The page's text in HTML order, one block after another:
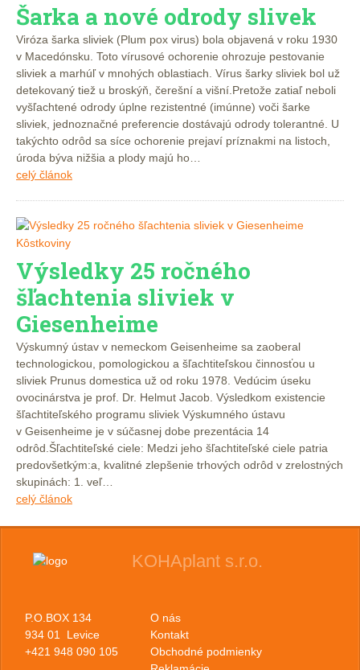
Šarka a nové odrody slivek
Viróza šarka sliviek (Plum pox virus) bola objavená v roku 1930
v Macedónsku. Toto vírusové ochorenie ohrozuje pestovanie
sliviek a marhúľ v mnohých oblastiach. Vírus šarky sliviek bol už
detekovaný tiež u broskýň, čerešní a višní.Pretože zatiaľ neboli
vyšľachtené odrody úplne rezistentné (imúnne) voči šarke
sliviek, jednoznačné preferencie dostávajú odrody tolerantné. U
takýchto odrôd sa síce ochorenie prejaví príznakmi na listoch,
úroda býva nižšia a plody majú ho…
celý článok
Kôstkoviny
Výsledky 25 ročného
šľachtenia sliviek v
Giesenheime
Výskumný ústav v nemeckom Geisenheime sa zaoberal
technologickou, pomologickou a šľachtiteľskou činnosťou u
sliviek Prunus domestica už od roku 1978. Vedúcim úseku
ovocinárstva je prof. Dr. Helmut Jacob. Výsledkom existencie
šľachtiteľského programu sliviek Výskumného ústavu
v Geisenheime je v súčasnej dobe prezentácia 14
odrôd.Šľachtiteľské ciele: Medzi jeho šľachtiteľské ciele patria
predovšetkým:a, kvalitné zlepšenie trhových odrôd v zrelostných
skupinách: 1. veľ…
celý článok
KOHAplant s.r.o.
P.O.BOX 134
934 01 Levice
+421 948 090 105
O nás
Kontakt
Obchodné podmienky